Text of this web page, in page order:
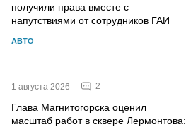
получили права вместе с
напутствиями от сотрудников ГАИ
АВТО
1 августа 2026 2
Глава Магнитогорска оценил
масштаб работ в сквере Лермонтова: